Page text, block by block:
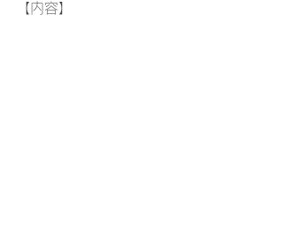
【内容】